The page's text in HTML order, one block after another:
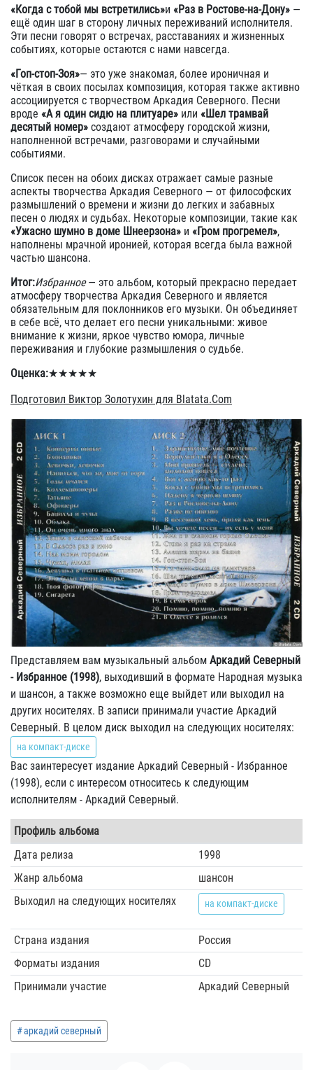
«Когда с тобой мы встретились»и «Раз в Ростове-на-Дону» —
ещё один шаг в сторону личных переживаний исполнителя.
Эти песни говорят о встречах, расставаниях и жизненных
событиях, которые остаются с нами навсегда.
«Гоп-стоп-Зоя»— это уже знакомая, более ироничная и
чёткая в своих посылах композиция, которая также активно
ассоциируется с творчеством Аркадия Северного. Песни
вроде «А я один сидю на плитуаре» или «Шел трамвай
десятый номер» создают атмосферу городской жизни,
наполненной встречами, разговорами и случайными
событиями.
Список песен на обоих дисках отражает самые разные
аспекты творчества Аркадия Северного — от философских
размышлений о времени и жизни до легких и забавных
песен о людях и судьбах. Некоторые композиции, такие как
«Ужасно шумно в доме Шнеерзона» и «Гром прогремел»,
наполнены мрачной иронией, которая всегда была важной
частью шансона.
Итог:Избранное— это альбом, который прекрасно передает
атмосферу творчества Аркадия Северного и является
обязательным для поклонников его музыки. Он объединяет
в себе всё, что делает его песни уникальными: живое
внимание к жизни, яркое чувство юмора, личные
переживания и глубокие размышления о судьбе.
Оценка:★★★★★
Подготовил Виктор Золотухин для Blatata.Com
Представляем вам музыкальный альбом Аркадий Северный
- Избранное (1998), выходивший в формате Народная музыка
и шансон, а также возможно еще выйдет или выходил на
других носителях. В записи принимали участие Аркадий
Северный. В целом диск выходил на следующих носителях:
на компакт-диске
Вас заинтересует издание Аркадий Северный - Избранное
(1998), если с интересом относитесь к следующим
исполнителям - Аркадий Северный.
Профиль альбома
Дата релиза
1998
Жанр альбома
шансон
Выходил на следующих носителях
на компакт-диске
Страна издания
Россия
Форматы издания
CD
Принимали участие
Аркадий Северный
аркадий северный